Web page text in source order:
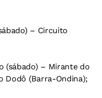
– Circuito
(sábado) – Mirante do
Dodô (Barra-Ondina);